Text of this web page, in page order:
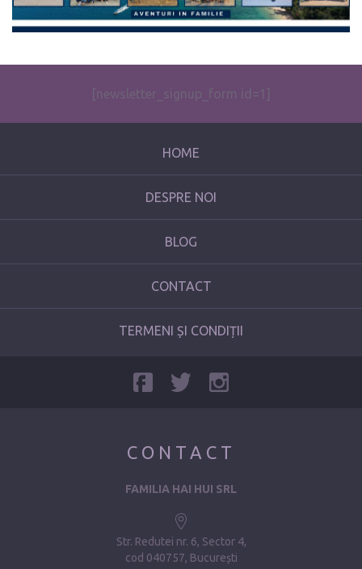
[newsletter_signup_form id=1]
HOME
DESPRE NOI
BLOG
CONTACT
TERMENI ȘI CONDIȚII
CONTACT
FAMILIA HAI HUI SRL
Str. Redutei nr. 6, Sector 4
cod 040757, București